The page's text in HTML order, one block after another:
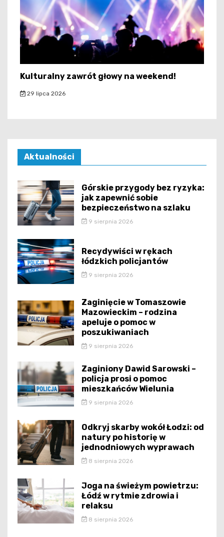
Kulturalny zawrót głowy na weekend!
29 lipca 2026
Aktualności
Górskie przygody bez ryzyka:
jak zapewnić sobie
bezpieczeństwo na szlaku
9 sierpnia 2026
Recydywiści w rękach
łódzkich policjantów
9 sierpnia 2026
Zaginięcie w Tomaszowie
Mazowieckim – rodzina
apeluje o pomoc w
poszukiwaniach
9 sierpnia 2026
Zaginiony Dawid Sarowski –
policja prosi o pomoc
mieszkańców Wielunia
9 sierpnia 2026
Odkryj skarby wokół Łodzi: od
natury po historię w
jednodniowych wyprawach
8 sierpnia 2026
Joga na świeżym powietrzu:
Łódź w rytmie zdrowia i
relaksu
8 sierpnia 2026